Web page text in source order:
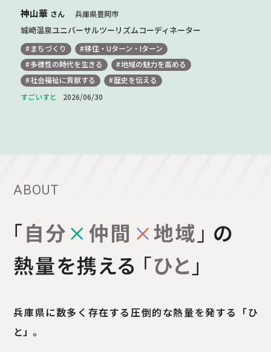
岡本篤 兵庫県加古川市
株式会社ムサシ代表取締役社長／元冒険家／元ジャーナリスト／
関西サッカーリーグ1部「チェント・クオーリ・ハリマ」オー
ナー
まちづくり 環境を守る 地域の魅力を高める
食に携わる
2026/03/26
ABOUT
兵庫県に数多く存在する圧倒的な熱量を発する「ひ
と」。